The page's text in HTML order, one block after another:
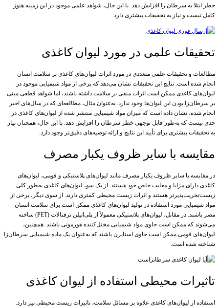
خطر ابتلا به سرطان را افزایش دهد. با این حال، شواهد علمی موجود در این زمینه هنوز
کامل نیست و نیاز به تحقیقات بیشتری دارد.
تحقیقات علمی در مورد لیوان کاغذی
مطالعات و تحقیقات علمی متعددی در مورد اثرات لیوان‌های کاغذی بر سلامت انسان
انجام شده است. نتایج این تحقیقات نشان می‌دهد که برخی از مواد شیمیایی موجود در
لیوان‌های کاغذی ممکن است اثرات منفی بر سلامت داشته باشند، اما شواهد قطعی مبنی
بر سرطان‌زا بودن این لیوان‌ها وجود ندارد. به‌عنوان مثال، مطالعه‌ای که در سال‌های اخیر
انجام شده، نشان داده است که میزان مواد شیمیایی منتشر شده از لیوان‌های کاغذی در
حدی نیست که به‌طور قابل توجهی خطر سرطان را افزایش دهد. با این حال، همچنان نیاز
به تحقیقات بیشتری برای تأیید این نتایج و ارائه توصیه‌های دقیق‌تر وجود دارد.
مقایسه با سایر ظروف یکبار مصرف
در مقایسه با سایر ظروف یکبار مصرف مانند لیوان‌های پلاستیکی و فومی، لیوان‌های
کاغذی دارای مزایا و معایب خاص خود هستند. از یک سو، لیوان‌های کاغذی به‌طور کلی
زیست‌تخریب‌پذیرتر هستند و اثرات زیست محیطی کمتری دارند. از سوی دیگر، برخی از
مواد شیمیایی مورد استفاده در تولید لیوان‌های کاغذی ممکن است برای سلامت انسان
مضر باشند. در مقابل، لیوان‌های پلاستیکی معمولاً از پلی‌اتیلن ترفتالات (PET) ساخته
می‌شوند که ممکن است حاوی مواد شیمیایی مختل‌کننده هورمونی باشند. همچنین،
لیوان‌های فومی ممکن است حاوی استایرن باشند که به‌عنوان یک ماده شیمیایی سرطان‌زا
شناخته شده است.
تاثیرات محیطی استفاده از لیوان کاغذی
استفاده از لیوان‌های کاغذی علاوه بر مسائل سلامت، تاثیرات زیست محیطی نیز دارد.